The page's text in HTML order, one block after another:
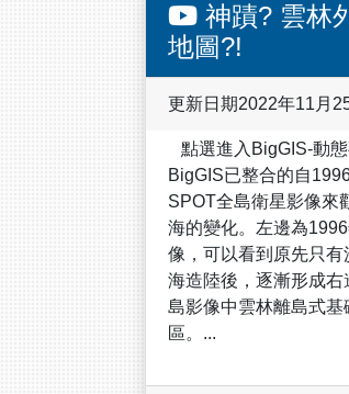
神蹟? 雲林
地圖?!
更新日期2022年11月
點選進入BigGIS-動
BigGIS已整合的自
SPOT全島衛星影像來
海的變化。左邊為
像，可以看到原先只
海造陸後，逐漸形成
島影像中雲林離島式
區。...